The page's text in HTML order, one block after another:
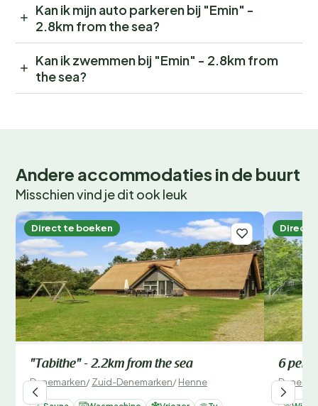
Kan ik mijn auto parkeren bij "Emin" -
2.8km from the sea?
Kan ik zwemmen bij "Emin" - 2.8km from
the sea?
Andere accommodaties in de buurt
Misschien vind je dit ook leuk
Direct te boeken
"Tabithe" - 2.2km from the sea
Denemarken/Zuid-Denemarken/Henne
Direct
6